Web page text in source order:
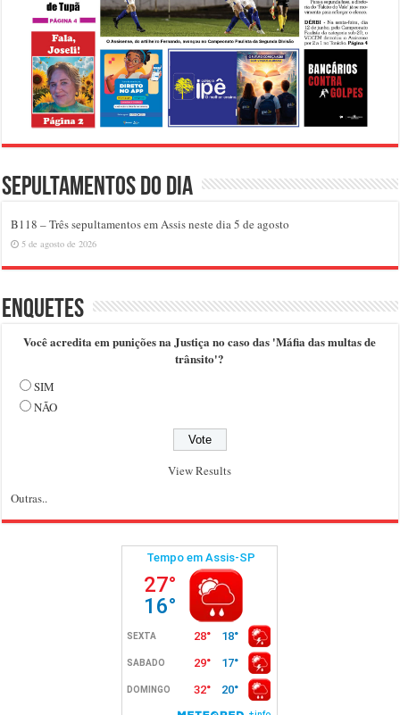
Sepultamentos do dia
B118 – Três sepultamentos em Assis neste dia 5 de agosto
5 de agosto de 2026
Enquetes
Você acredita em punições na Justiça no caso das 'Máfia das multas de
trânsito'?
SIM
NÃO
View Results
Outras..